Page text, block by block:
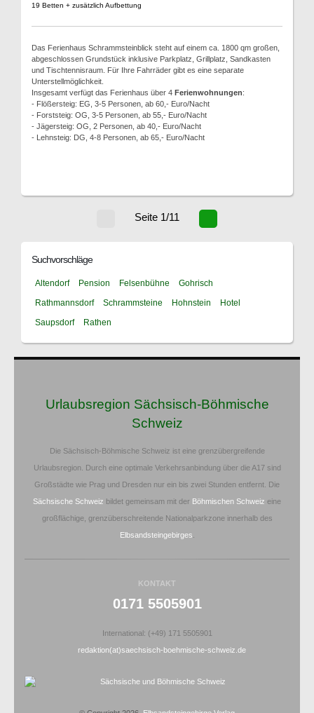
19 Betten + zusätzlich Aufbettung
Das Ferienhaus Schrammsteinblick steht auf einem ca. 1800 qm großen,
abgeschlossen Grundstück inklusive Parkplatz, Grillplatz, Sandkasten
und Tischtennisraum. Für Ihre Fahrräder gibt es eine separate
Unterstellmöglichkeit.
Insgesamt verfügt das Ferienhaus über 4 Ferienwohnungen:
- Flößersteig: EG, 3-5 Personen, ab 60,- Euro/Nacht
- Forststeig: OG, 3-5 Personen, ab 55,- Euro/Nacht
- Jägersteig: OG, 2 Personen, ab 40,- Euro/Nacht
- Lehnsteig: DG, 4-8 Personen, ab 65,- Euro/Nacht
Seite 1/11
Suchvorschläge
Altendorf Pension Felsenbühne
Gohrisch
Rathmannsdorf
Schrammsteine Hohnstein
Hotel
Saupsdorf
Rathen
Urlaubsregion Sächsisch-Böhmische
Schweiz
Die Sächsisch-Böhmische Schweiz ist eine grenzübergreifende
Urlaubsregion. Durch eine optimale Verkehrsanbindung über die A17 sind
Großstädte wie Prag und Dresden nur ein bis zwei Stunden entfernt. Die
Sächsische Schweiz bildet gemeinsam mit der Böhmischen Schweiz eine
großflächige, grenzüberschreitende Nationalparkzone innerhalb des
Elbsandsteingebirges
KONTAKT
0171 5505901
International: (+49) 171 5505901
redaktion(at)saechsisch-boehmische-schweiz.de